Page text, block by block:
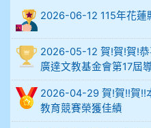
912余 嘉 5A10+
914謝佩臻 5A10+
902蘇奕愷
2026-06-12 115年花蓮
2026-05-12 賀!賀!賀!
廣達文教基金會第17屆
2026-04-29 賀!賀!!賀!!
教育競賽榮獲佳績